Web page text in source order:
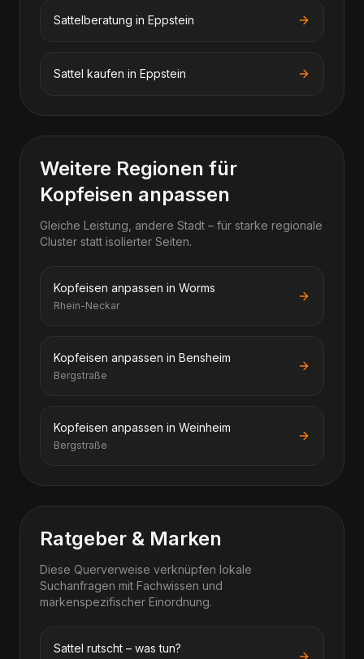
Sattelberatung in Eppstein
Sattel kaufen in Eppstein
Weitere Regionen für
Kopfeisen anpassen
Gleiche Leistung, andere Stadt – für starke regionale
Cluster statt isolierter Seiten.
Kopfeisen anpassen in Worms
Rhein-Neckar
Kopfeisen anpassen in Bensheim
Bergstraße
Kopfeisen anpassen in Weinheim
Bergstraße
Ratgeber & Marken
Diese Querverweise verknüpfen lokale
Suchanfragen mit Fachwissen und
markenspezifischer Einordnung.
Sattel rutscht – was tun?